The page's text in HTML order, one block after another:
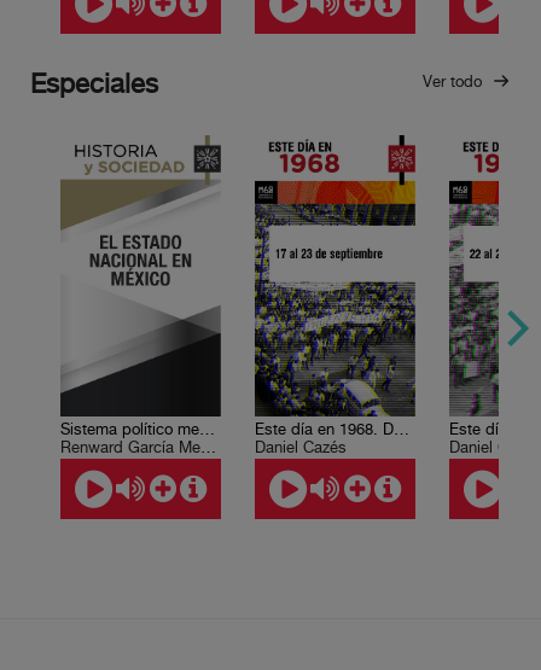
Especiales Ver todo
Sistema político mexicano 1. El Estado nacional
Renward García Medrano
Este día en 1968. Del 17 al 23 de septiembre
Daniel Cazés
Daniel Cazés